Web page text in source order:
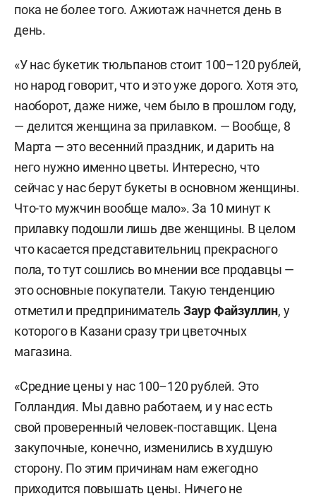
пока не более того. Ажиотаж начнется день в
день.
«У нас букетик тюльпанов стоит 100–120 рублей,
но народ говорит, что и это уже дорого. Хотя это,
наоборот, даже ниже, чем было в прошлом году,
— делится женщина за прилавком. — Вообще, 8
Марта — это весенний праздник, и дарить на
него нужно именно цветы. Интересно, что
сейчас у нас берут букеты в основном женщины.
Что-то мужчин вообще мало». За 10 минут к
прилавку подошли лишь две женщины. В целом
что касается представительниц прекрасного
пола, то тут сошлись во мнении все продавцы —
это основные покупатели. Такую тенденцию
отметил и предприниматель Заур Файзуллин, у
которого в Казани сразу три цветочных
магазина.
«Средние цены у нас 100–120 рублей. Это
Голландия. Мы давно работаем, и у нас есть
свой проверенный человек-поставщик. Цена
закупочные, конечно, изменились в худшую
сторону. По этим причинам нам ежегодно
приходится повышать цены. Ничего не